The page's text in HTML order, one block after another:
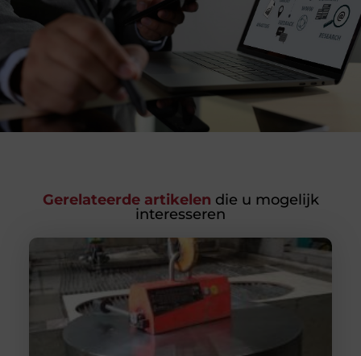
Gerelateerde artikelen die u mogelijk
interesseren